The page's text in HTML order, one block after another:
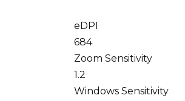
eDPI
684
Zoom Sensitivity
1.2
Windows Sensitivity